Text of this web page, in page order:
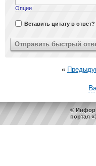
Опции
Вставить цитату в ответ?
«
©
портал